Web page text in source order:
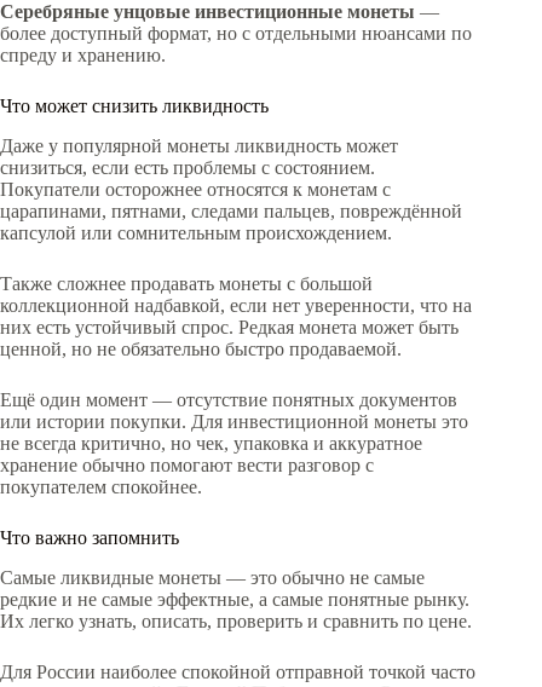
Серебряные унцовые инвестиционные монеты —
более доступный формат, но с отдельными нюансами по
спреду и хранению.
Что может снизить ликвидность
Даже у популярной монеты ликвидность может
снизиться, если есть проблемы с состоянием.
Покупатели осторожнее относятся к монетам с
царапинами, пятнами, следами пальцев, повреждённой
капсулой или сомнительным происхождением.
Также сложнее продавать монеты с большой
коллекционной надбавкой, если нет уверенности, что на
них есть устойчивый спрос. Редкая монета может быть
ценной, но не обязательно быстро продаваемой.
Ещё один момент — отсутствие понятных документов
или истории покупки. Для инвестиционной монеты это
не всегда критично, но чек, упаковка и аккуратное
хранение обычно помогают вести разговор с
покупателем спокойнее.
Что важно запомнить
Самые ликвидные монеты — это обычно не самые
редкие и не самые эффектные, а самые понятные рынку.
Их легко узнать, описать, проверить и сравнить по цене.
Для России наиболее спокойной отправной точкой часто